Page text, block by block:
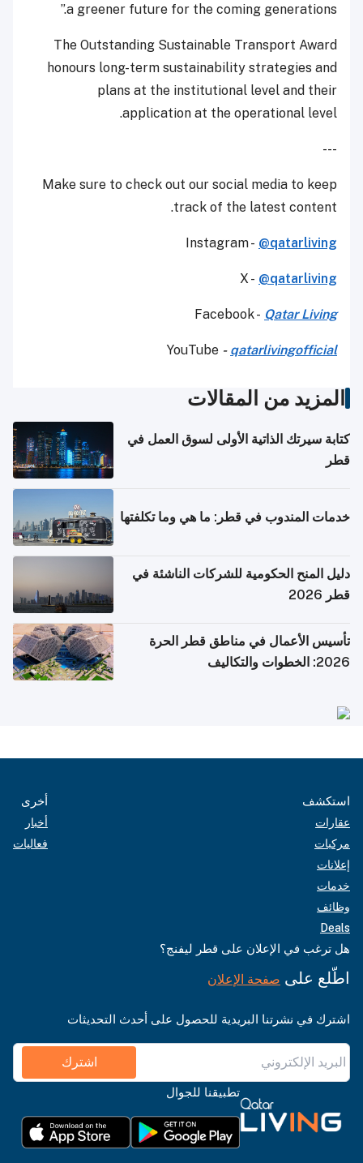
a greener future for the coming generations.”
The Outstanding Sustainable Transport Award
honours long-term sustainability strategies and
plans at the institutional level and their
application at the operational level.
---
Make sure to check out our social media to keep
track of the latest content.
Instagram - @qatarliving
X - @qatarliving
Facebook - Qatar Living
YouTube - qatarlivingofficial
المزيد من المقالات
كتابة سيرتك الذاتية الأولى لسوق العمل في
قطر
خدمات المندوب في قطر: ما هي وما تكلفتها
دليل المنح الحكومية للشركات الناشئة في
قطر 2026
تأسيس الأعمال في مناطق قطر الحرة
2026: الخطوات والتكاليف
استكشف
عقارات
مركبات
إعلانات
خدمات
وظائف
Deals
أخرى
أخبار
فعاليات
هل ترغب في الإعلان على قطر ليفنج؟
اطّلع على صفحة الإعلان
اشترك في نشرتنا البريدية للحصول على أحدث التحديثات
اشترك
تطبيقنا للجوال